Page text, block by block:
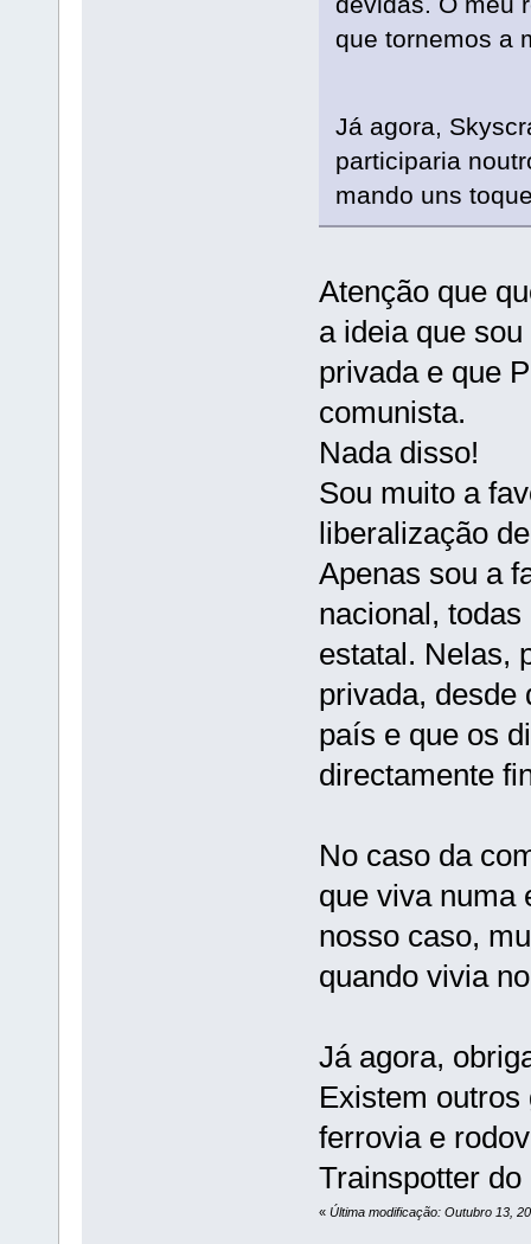
que tornemos a
Já agora,
participaria
mando uns
Atenção que
a ideia que
privada e que
comunista.
Nada disso!
Sou muito a
liberalização
Apenas sou a
nacional,
estatal. Nelas,
privada, desde
país e que os
directamente
No caso da
que viva numa
nosso caso,
quando vivia
Já agora,
Existem
ferrovia e
Trainspotter
« Última modificação: Outubro 13,